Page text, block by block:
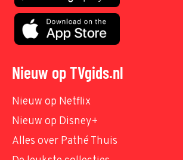
Nieuw op TVgids.nl
Nieuw op Netflix
Nieuw op Disney+
Alles over Pathé Thuis